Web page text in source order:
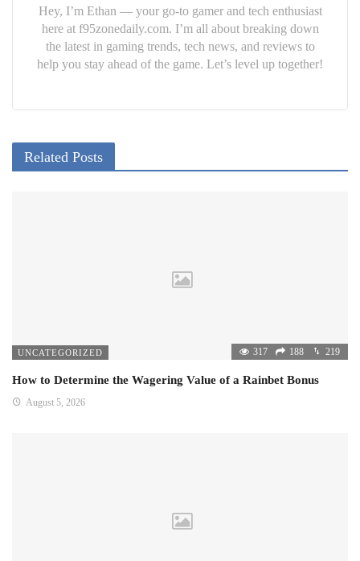
Hey, I’m Ethan — your go-to gamer and tech enthusiast
here at f95zonedaily.com. I’m all about breaking down
the latest in gaming trends, tech news, and reviews to
help you stay ahead of the game. Let’s level up together!
Related Posts
UNCATEGORIZED 317 188 219
How to Determine the Wagering Value of a Rainbet Bonus
August 5, 2026